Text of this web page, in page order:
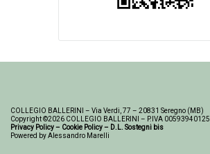
COLLEGIO BALLERINI – Via Verdi, 77 – 20831 Seregno (MB)
Copyright ©2026 COLLEGIO BALLERINI – P.IVA 00593940125
Privacy Policy– Cookie Policy– D.L. Sostegni bis
Powered by Alessandro Marelli